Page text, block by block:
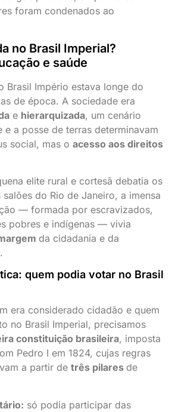
foram condenados ao
no Brasil Imperial?
e saúde
Brasil Império estava longe do
de época. A sociedade era
e hierarquizada, um cenário
e a posse de terras determinavam
social, mas o acesso aos direitos
elite rural e cortesã debatia os
do Rio de Janeiro, a imensa
— formada por escravizados,
pobres e indígenas — vivia
da cidadania e da
quem podia votar no Brasil
era considerado cidadão e quem
no Brasil Imperial, precisamos
constituição brasileira, imposta
Pedro I em 1824, cujas regras
a partir de três pilares de
só podia participar das